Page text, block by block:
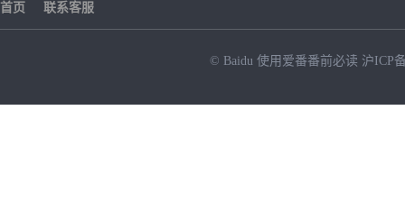
首页 联系客服
© Baidu 使用爱番番前必读 沪ICP